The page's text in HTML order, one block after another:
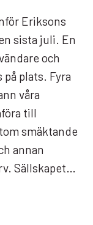
Eriksons
sista juli. En
och
plats. Fyra
våra
till
smäktande
annan
Sällskapet…